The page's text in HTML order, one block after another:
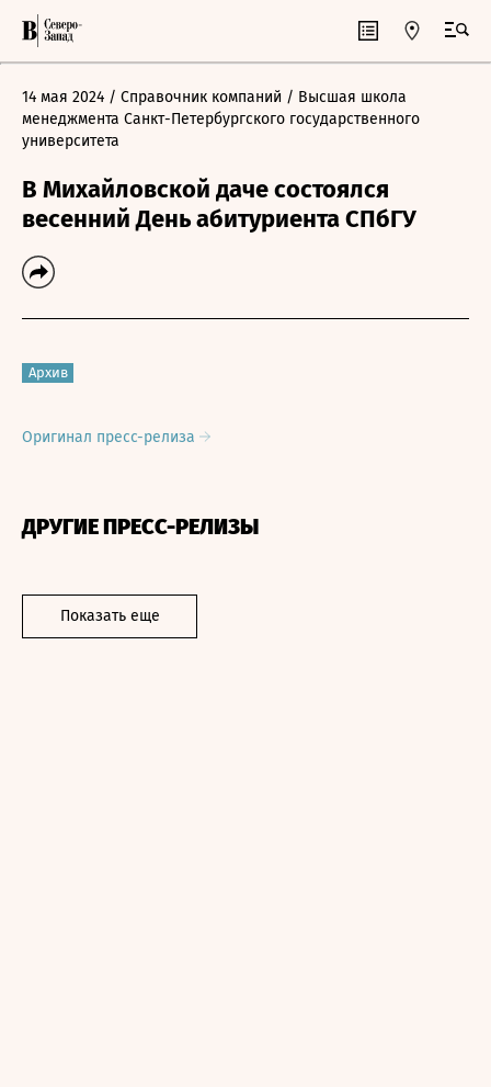
14 мая 2024 / Справочник компаний / Высшая школа
менеджмента Санкт-Петербургского государственного
университета
В Михайловской даче состоялся
весенний День абитуриента СПбГУ
Архив
Оригинал пресс-релиза
ДРУГИЕ ПРЕСС-РЕЛИЗЫ
Показать еще